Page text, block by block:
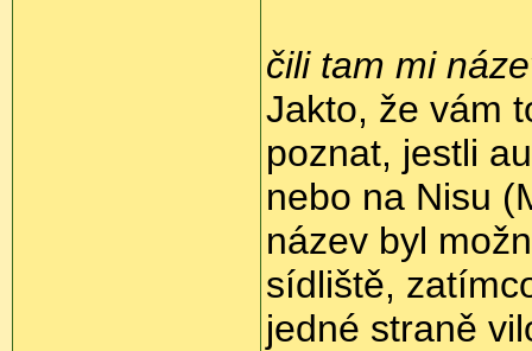
čili tam mi
Jakto, že vám
poznat, jestli
nebo na Nisu
název byl
sídliště,
jedné straně